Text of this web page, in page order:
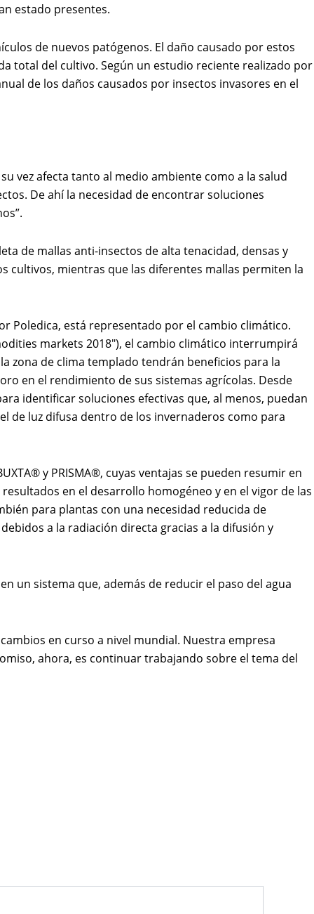
estado presentes.
de nuevos patógenos. El daño causado por estos
total del cultivo. Según un estudio reciente realizado por
de los daños causados por insectos invasores en el
vez afecta tanto al medio ambiente como a la salud
De ahí la necesidad de encontrar soluciones
de mallas anti-insectos de alta tenacidad, densas y
cultivos, mientras que las diferentes mallas permiten la
Poledica, está representado por el cambio climático.
markets 2018″), el cambio climático interrumpirá
zona de clima templado tendrán beneficios para la
en el rendimiento de sus sistemas agrícolas. Desde
identificar soluciones efectivas que, al menos, puedan
de luz difusa dentro de los invernaderos como para
y PRISMA®, cuyas ventajas se pueden resumir en
en el desarrollo homogéneo y en el vigor de las
para plantas con una necesidad reducida de
a la radiación directa gracias a la difusión y
un sistema que, además de reducir el paso del agua
en curso a nivel mundial. Nuestra empresa
ahora, es continuar trabajando sobre el tema del